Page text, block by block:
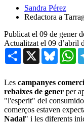
Sandra Pérez
Redactora a
Publicat el 09 de gener
Actualitzat el 09 d’abril
Share X Bluesky
Les campanyes
rebaixes de gener per
"l'esperit" del
comerços estaven
Nadal" i les diferents